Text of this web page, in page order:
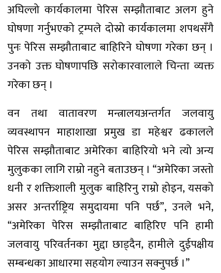
अघिल्लो कार्यकालमा पेरिस सम्झौताबाट अलग हुने
घोषणा गर्नुभएको ट्रम्पले दोस्रो कार्यकालमा शपथसँगै
पुनः पेरिस सम्झौताबाट बाहिरिने घोषणा गरेका छन् ।
उनको उक्त घोषणापछि सरोकारवालाले चिन्ता व्यक्त
गरेका छन् ।
वन तथा वातावरण मन्त्रालयअन्तर्गत जलवायु
व्यवस्थापन माहाशाखा प्रमुख डा महेश्वर ढकालले
पेरिस सम्झौताबाट अमेरिका बाहिरियो भने त्यो अन्य
मुलुकका लागि राम्रो नहुने बताउछन् । “अमेरिका जस्तो
धनी र शक्तिशाली मुलुक बाहिरिनु राम्रो होइन, यसको
असर अन्तर्राष्ट्रिय समुदायमा पनि पर्छ”, उनले भने,
“अमेरिका पेरिस सम्झौताबाट बाहिरिए पनि हामी
जलवायु परिवर्तनका मुद्दा छाड्दैन, हामीले दुईपक्षीय
सम्बन्धका आधारमा सहयोग ल्याउन सक्नुपर्छ ।”